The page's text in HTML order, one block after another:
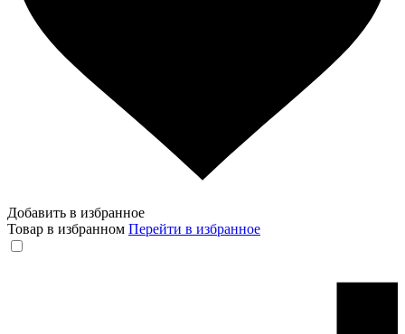
Добавить в избранное
Товар в избранном Перейти в избранное